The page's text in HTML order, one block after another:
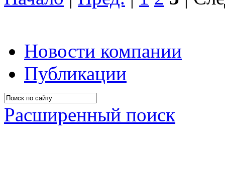
Новости компании
Публикации
Расширенный поиск